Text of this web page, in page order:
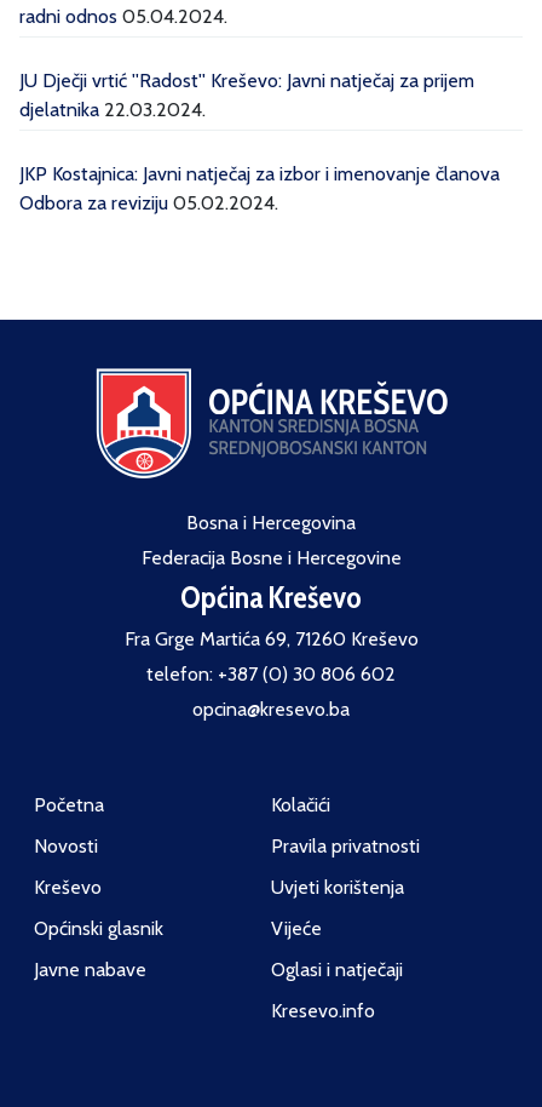
radni odnos 05.04.2024.
JU Dječji vrtić ''Radost'' Kreševo: Javni natječaj za prijem
djelatnika 22.03.2024.
JKP Kostajnica: Javni natječaj za izbor i imenovanje članova
Odbora za reviziju 05.02.2024.
Bosna i Hercegovina
Federacija Bosne i Hercegovine
Općina Kreševo
Fra Grge Martića 69, 71260 Kreševo
telefon: +387 (0) 30 806 602
opcina@kresevo.ba
Početna
Novosti
Kreševo
Općinski glasnik
Javne nabave
Kolačići
Pravila privatnosti
Uvjeti korištenja
Vijeće
Oglasi i natječaji
Kresevo.info